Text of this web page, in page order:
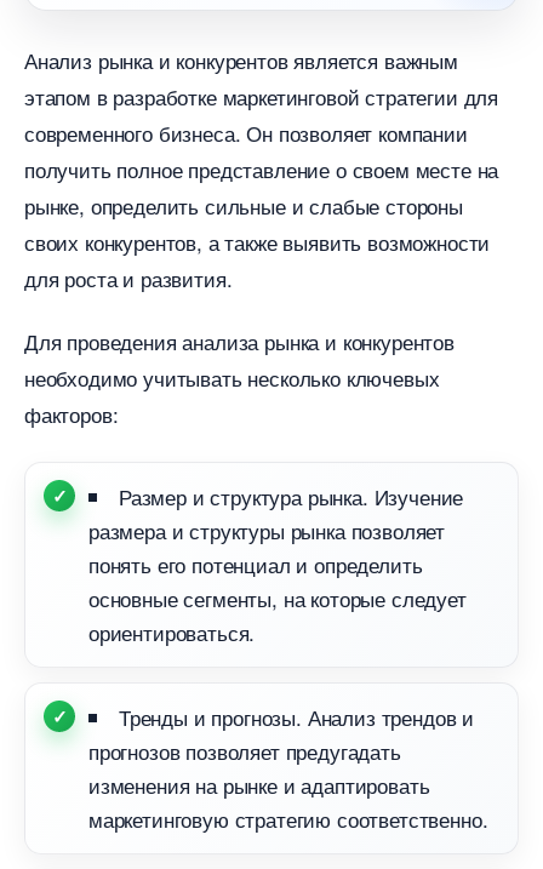
Анализ рынка и конкурентов является важным
этапом в разработке маркетинговой стратегии для
современного бизнеса. Он позволяет компании
получить полное представление о своем месте на
рынке, определить сильные и слабые стороны
своих конкурентов, а также выявить возможности
для роста и развития.
Для проведения анализа рынка и конкуренто
необходимо учитывать несколько ключевых
факторов:
Размер и структура рынка. Изучение
размера и структуры рынка позволяет
понять его потенциал и определить
основные сегменты, на которые следует
ориентироваться.
Тренды и прогнозы. Анализ трендов и
прогнозов позволяет предугадать
изменения на рынке и адаптировать
маркетинговую стратегию соответственно.